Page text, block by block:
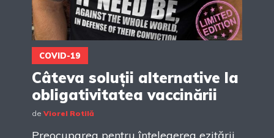
COVID-19
Câteva soluții alternative la
obligativitatea vaccinării
de Viorel Rotilă